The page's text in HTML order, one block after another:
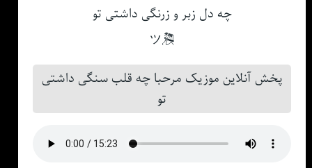
چه دل زبر و زرنگی داشتی تو
🎘ツ
پخش آنلاین موزیک مرحبا چه قلب سنگی داشتی
تو